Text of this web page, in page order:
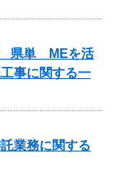
県単 MEを活
事に関する一
業務に関する